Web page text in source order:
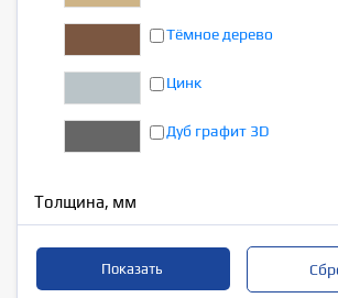
Тёмное дерево
Цинк
Дуб графит 3D
Толщина, мм